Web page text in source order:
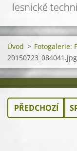
lesnické
Úvod > Fotogalerie:
20150723_084041.jpg
PŘEDCHOZÍ